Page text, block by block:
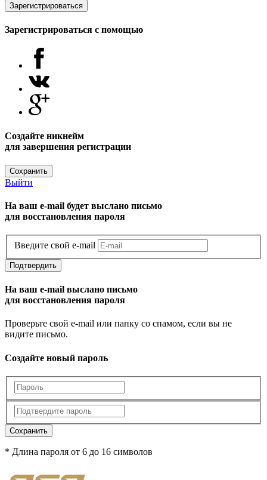
Зарегистрироваться
Зарегистрироваться с помощью
Создайте никнейм
для завершения регистрации
Сохранить
Выйти
На ваш e-mail будет выслано письмо
для восстановления пароля
Введите свой e-mail
Подтвердить
На ваш e-mail выслано письмо
для восстановления пароля
Проверьте свой e-mail или папку со спамом, если вы не
видите письмо.
Создайте новый пароль
Сохранить
* Длина пароля от 6 до 16 символов